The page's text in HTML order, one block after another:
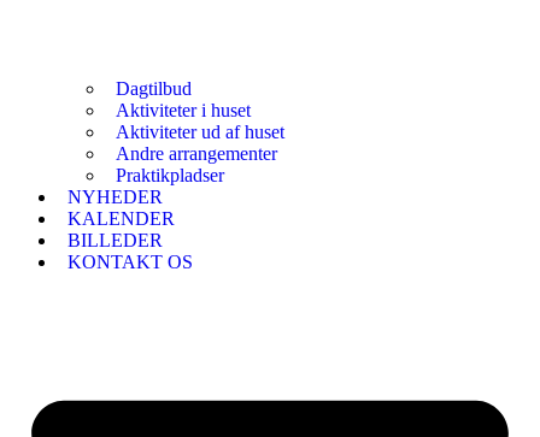
Dagtilbud
Aktiviteter i huset
Aktiviteter ud af huset
Andre arrangementer
Praktikpladser
NYHEDER
KALENDER
BILLEDER
KONTAKT OS